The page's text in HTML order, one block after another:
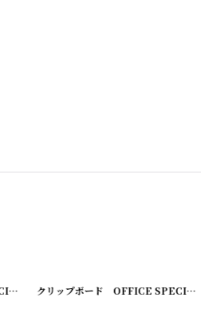
クリップボード OFFICE SPECIALTY MFG.CO. ROCHESTER,N.Y. SHANNON'S PAT.JULY,29,79 クリップボード OFFICE SPECIALTY MFG.CO. ROCHESTER,N.Y. SHANNON'S PAT.JULY,29,79